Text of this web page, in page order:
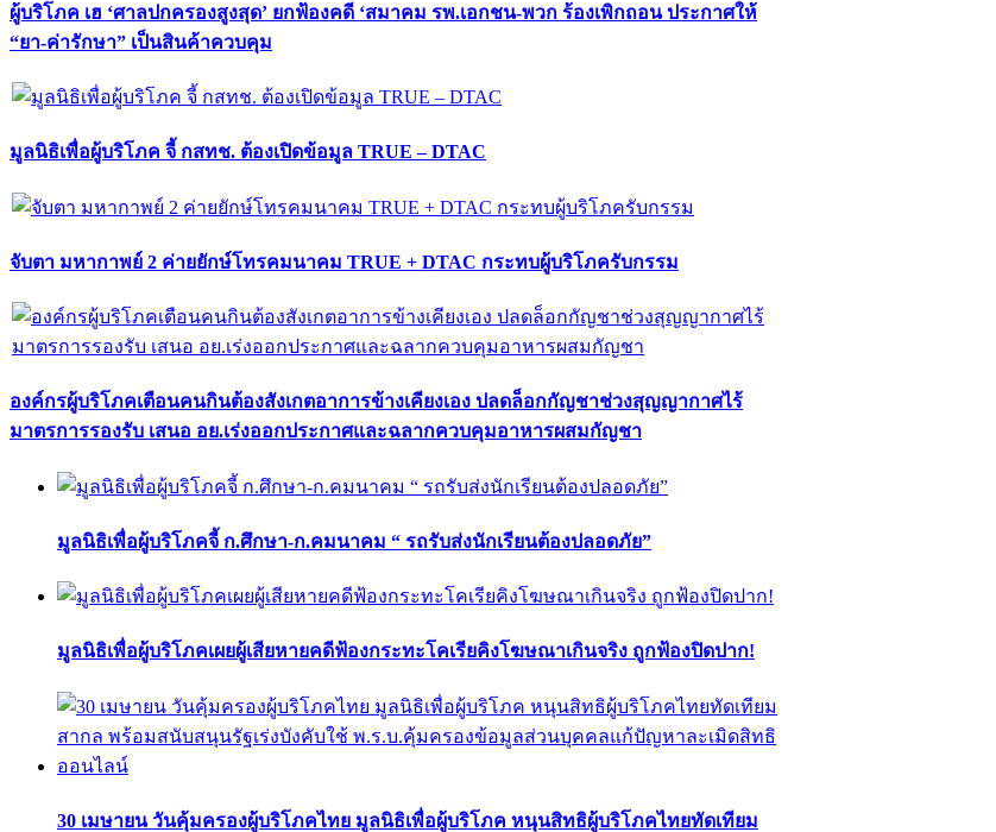
ผู้บริโภค เฮ ‘ศาลปกครองสูงสุด’ ยกฟ้องคดี ‘สมาคม รพ.เอกชน-พวก ร้องเพิกถอน ประกาศให้
“ยา-ค่ารักษา” เป็นสินค้าควบคุม
มูลนิธิเพื่อผู้บริโภค จี้ กสทช. ต้องเปิดข้อมูล TRUE – DTAC
จับตา มหากาพย์ 2 ค่ายยักษ์โทรคมนาคม TRUE + DTAC กระทบผู้บริโภครับกรรม
องค์กรผู้บริโภคเตือนคนกินต้องสังเกตอาการข้างเคียงเอง ปลดล็อกกัญชาช่วงสุญญากาศไร้
มาตรการรองรับ เสนอ อย.เร่งออกประกาศและฉลากควบคุมอาหารผสมกัญชา
มูลนิธิเพื่อผู้บริโภคจี้ ก.ศึกษา-ก.คมนาคม “ รถรับส่งนักเรียนต้องปลอดภัย”
มูลนิธิเพื่อผู้บริโภคเผยผู้เสียหายคดีฟ้องกระทะโคเรียคิงโฆษณาเกินจริง ถูกฟ้องปิดปาก!
30 เมษายน วันคุ้มครองผู้บริโภคไทย มูลนิธิเพื่อผู้บริโภค หนุนสิทธิผู้บริโภคไทยทัดเทียม